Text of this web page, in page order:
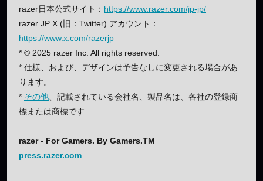
razer日本公式サイト： https://www.razer.com/jp-jp/
razer JP X (旧：Twitter) アカウント：
https://www.x.com/razerjp
* © 2025 razer Inc. All rights reserved.
* 仕様、および、デザインは予告なしに変更される場合があ
ります。
* その他 、記載されている会社名、製品名は、各社の登録商
標または商標です
razer - For Gamers. By Gamers.TM
press.razer.com